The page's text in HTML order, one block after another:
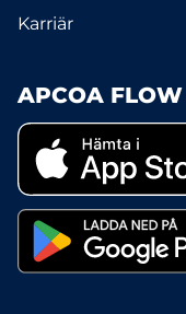
Karriär
APCOA